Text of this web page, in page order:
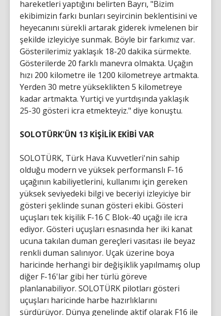
hareketleri yaptığını belirten Bayrı, "Bizim
ekibimizin farkı bunları seyircinin beklentisini ve
heyecanını sürekli artarak giderek ivmelenen bir
şekilde izleyiciye sunmak. Böyle bir farkımız var.
Gösterilerimiz yaklaşık 18-20 dakika sürmekte.
Gösterilerde 20 farklı manevra olmakta. Uçağın
hızı 200 kilometre ile 1200 kilometreye artmakta.
Yerden 30 metre yükseklikten 5 kilometreye
kadar artmakta. Yurtiçi ve yurtdışında yaklaşık
25-30 gösteri icra etmekteyiz." diye konuştu.
SOLOTÜRK'ÜN 13 KİŞİLİK EKİBİ VAR
SOLOTÜRK, Türk Hava Kuvvetleri'nin sahip
olduğu modern ve yüksek performanslı F-16
uçağının kabiliyetlerini, kullanımı için gereken
yüksek seviyedeki bilgi ve beceriyi izleyiciye bir
gösteri şeklinde sunan gösteri ekibi. Gösteri
uçuşları tek kişilik F-16 C Blok-40 uçağı ile icra
ediyor. Gösteri uçuşları esnasında her iki kanat
ucuna takılan duman gereçleri vasıtası ile beyaz
renkli duman salınıyor. Uçak üzerine boya
haricinde herhangi bir değişiklik yapılmamış olup
diğer F-16'lar gibi her türlü göreve
planlanabiliyor. SOLOTÜRK pilotları gösteri
uçuşları haricinde harbe hazırlıklarını
sürdürüyor. Dünya genelinde aktif olarak F16 ile